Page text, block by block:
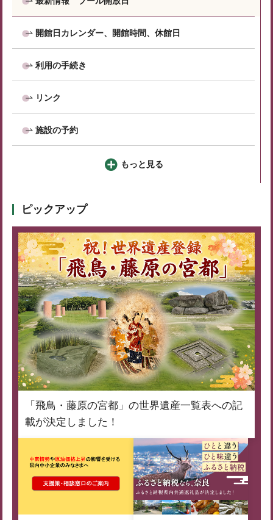
開館日カレンダー、開館時間、休館日
利用の手続き
リンク
施設の予約
もっと見る
ピックアップ
「飛鳥・藤原の宮都」の世界遺産一覧表への記
載が決定しました！